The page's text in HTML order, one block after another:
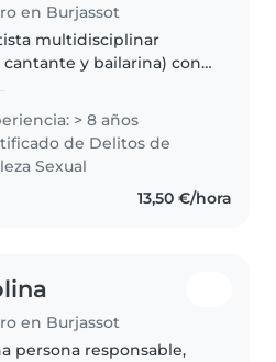
en Burjassot
multidisciplinar
cantante y bailarina) con
y estudios de Grado
(composición y
Tengo..
> 8 años
de Delitos de
Sexual
13,50 €/hora
en Burjassot
persona responsable,